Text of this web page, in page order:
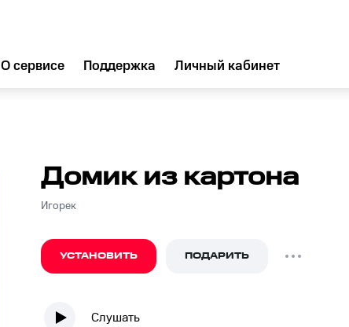
О сервисе Поддержка Личный кабинет
Домик из картона
Игорек
УСТАНОВИТЬ ПОДАРИТЬ
Слушать